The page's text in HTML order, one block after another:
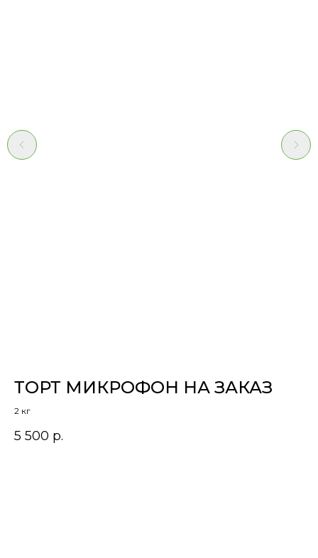
ТОРТ МИКРОФОН НА ЗАКАЗ
2 кг
5 500 р.